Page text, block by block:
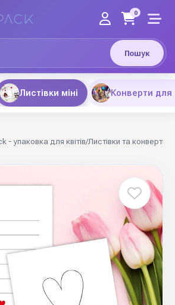
Пошук
0
Листівки міні Конверти
- упаковка для квітів/Листівки та конверти